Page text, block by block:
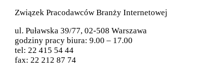
Związek Pracodawców Branży Internetowej
ul. Puławska 39/77, 02-508 Warszawa
godziny pracy biura: 9.00 – 17.00
tel: 22 415 54 44
fax: 22 212 87 74